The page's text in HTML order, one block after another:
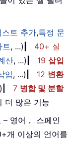
스트 추가,특정 문
트, ...)
40+ 실
산, ...) 19 삽입
입, ...) 12 변환
7 병합 및 분할
더 많은 기능
영어， 스페인
개 이상의 언어를